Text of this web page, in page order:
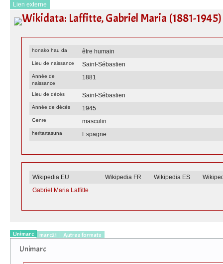
Lien externe
Wikidata: Laffitte, Gabriel Maria (1881-1945)
honako hau da être humain
Lieu de naissance Saint-Sébastien
Année de
naissance
1881
Lieu de décès Saint-Sébastien
Année de décès 1945
Genre masculin
heritartasuna Espagne
Wikipedia EU Wikipedia FR Wikipedia ES
Gabriel Maria Laffitte
Unimarc marc21 Autres formats
Unimarc